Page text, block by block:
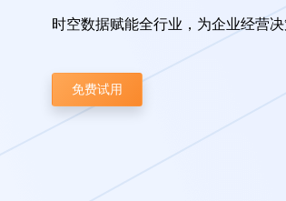
时空数据赋能全行业，为企业经营
免费试用